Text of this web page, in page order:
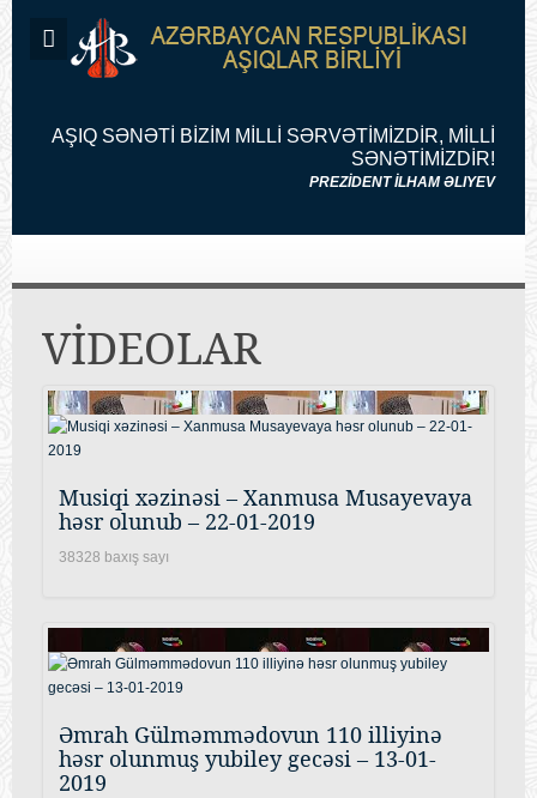
AŞIQ SƏNƏTİ BİZİM MİLLİ SƏRVƏTİMİZDİR, MİLLİ
SƏNƏTİMİZDİR!
PREZİDENT İLHAM ƏLIYEV
VİDEOLAR
Musiqi xəzinəsi – Xanmusa Musayevaya
həsr olunub – 22-01-2019
38328 baxış sayı
Əmrah Gülməmmədovun 110 illiyinə
həsr olunmuş yubiley gecəsi – 13-01-
2019